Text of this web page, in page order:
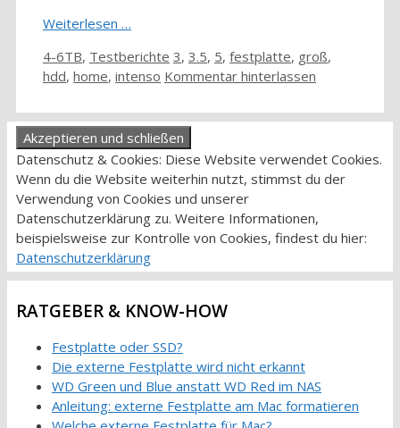
Weiterlesen …
Kategorien
4-6TB, Testberichte Schlagwörter
3, 3.5, 5, festplatte, groß,
hdd, home, intenso Kommentar hinterlassen
Datenschutz & Cookies: Diese Website verwendet Cookies.
Wenn du die Website weiterhin nutzt, stimmst du der
Verwendung von Cookies und unserer
Datenschutzerklärung zu. Weitere Informationen,
beispielsweise zur Kontrolle von Cookies, findest du hier:
Datenschutzerklärung
RATGEBER & KNOW-HOW
Festplatte oder SSD?
Die externe Festplatte wird nicht erkannt
WD Green und Blue anstatt WD Red im NAS
Anleitung: externe Festplatte am Mac formatieren